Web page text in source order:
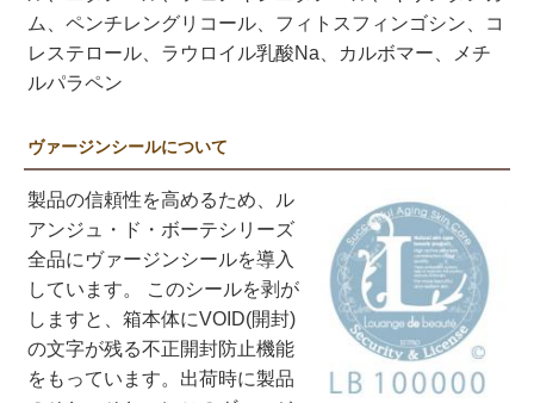
ム、ペンチレングリコール、フィトスフィンゴシン、コ
レステロール、ラウロイル乳酸Na、カルボマー、メチ
ルパラペン
ヴァージンシールについて
製品の信頼性を高めるため、ル
アンジュ・ド・ボーテシリーズ
全品にヴァージンシールを導入
しています。 このシールを剥が
しますと、箱本体にVOID(開封)
の文字が残る不正開封防止機能
をもっています。出荷時に製品